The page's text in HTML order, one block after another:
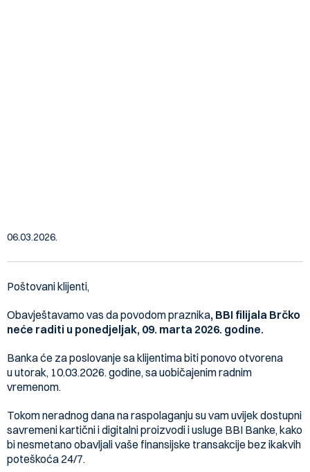
06.03.2026.
Poštovani klijenti,
Obavještavamo vas da povodom praznika, BBI filijala Brčko
neće raditi u ponedjeljak, 09. marta 2026. godine.
Banka će za poslovanje sa klijentima biti ponovo otvorena
u utorak, 10.03.2026. godine, sa uobičajenim radnim
vremenom.
Tokom neradnog dana na raspolaganju su vam uvijek dostupni
savremeni kartični i digitalni proizvodi i usluge BBI Banke, kako
bi nesmetano obavljali vaše finansijske transakcije bez ikakvih
poteškoća 24/7.